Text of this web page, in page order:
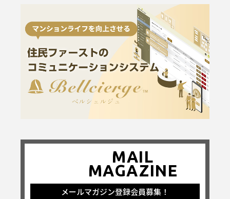
MAIL
MAGAZINE
メールマガジン登録会員募集！